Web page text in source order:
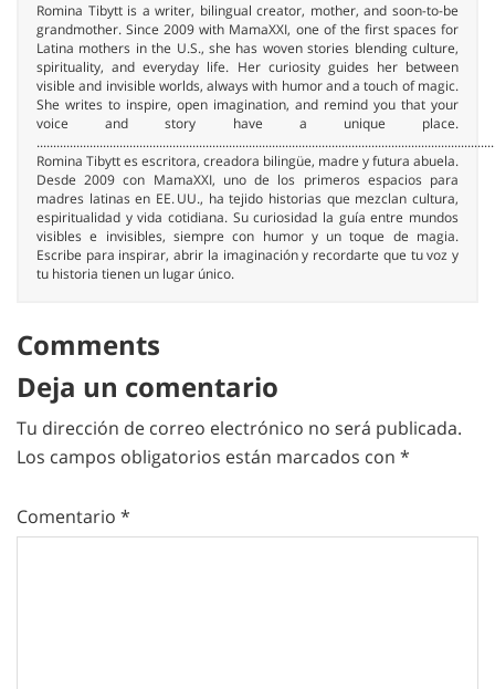
Romina Tibytt is a writer, bilingual creator, mother, and soon-to-be
grandmother. Since 2009 with MamaXXI, one of the first spaces for
Latina mothers in the U.S., she has woven stories blending culture,
spirituality, and everyday life. Her curiosity guides her between
visible and invisible worlds, always with humor and a touch of magic.
She writes to inspire, open imagination, and remind you that your
voice and story have a unique place.
Romina Tibytt es escritora, creadora bilingüe, madre y futura abuela.
Desde 2009 con MamaXXI, uno de los primeros espacios para
madres latinas en EE. UU., ha tejido historias que mezclan cultura,
espiritualidad y vida cotidiana. Su curiosidad la guía entre mundos
visibles e invisibles, siempre con humor y un toque de magia.
Escribe para inspirar, abrir la imaginación y recordarte que tu voz y
tu historia tienen un lugar único.
Comments
Deja un comentario
Tu dirección de correo electrónico no será publicada.
Los campos obligatorios están marcados con *
Comentario *